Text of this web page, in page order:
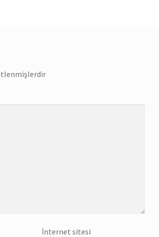
İnternet sitesi